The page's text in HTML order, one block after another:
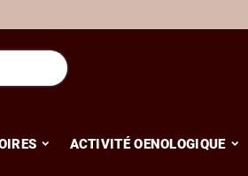
ACTIVITÉ OENOLOGIQUE